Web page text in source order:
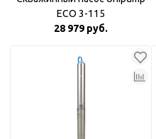
ECO 3-115
28 979 руб.